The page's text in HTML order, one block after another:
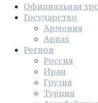
Официальная
Государство
Армения
Арцах
Регион
Россия
Иран
Грузия
Турция